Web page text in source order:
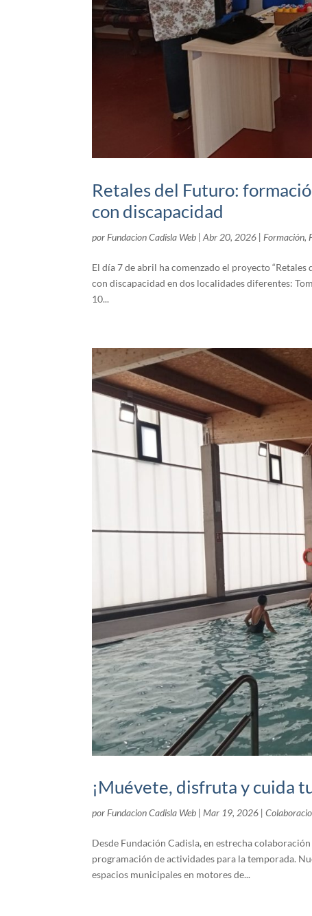
Retales del Futuro:
con discapacidad
por Fundacion Cadisla Web |Abr 20, 2026 | Formación,
El día 7 de abril ha comenzado el proyecto
con discapacidad en dos localidades diferentes:
10...
¡Muévete, disfruta y cuida
por Fundacion Cadisla Web | Mar 19, 2026 |
Desde Fundación Cadisla, en estrecha
programación de actividades para la temporada.
espacios municipales en motores de...